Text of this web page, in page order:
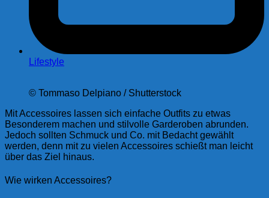
Lifestyle
© Tommaso Delpiano / Shutterstock
Mit Accessoires lassen sich einfache Outfits zu etwas
Besonderem machen und stilvolle Garderoben abrunden.
Jedoch sollten Schmuck und Co. mit Bedacht gewählt
werden, denn mit zu vielen Accessoires schießt man leicht
über das Ziel hinaus.
Wie wirken Accessoires?